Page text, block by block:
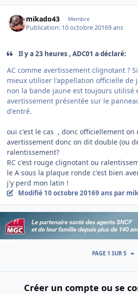
mikado43 Membre
Publication: 10 octobre 20169 ans
Il y a 23 heures , ADC01 a déclaré:
AC comme avertissement clignotant ?
mieux utiliser l'appellation officielle de
non la bande jaune est toujours utilisé
avertissement présentée sur le
d'entré.
oui c'est le cas , donc officiellement on
avertissement donc on dit double (ou
ralentissement?
RC c'est rouge clignotant ou
le A sous la plaque ronde c'est bien
j'y perd mon latin !
Modifié 10 octobre 20169 ans par
PAGE 1 SUR 5
Créer un compte ou se